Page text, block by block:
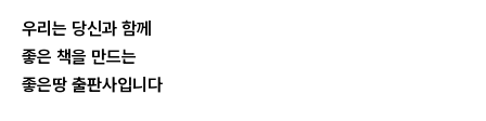
우리는 당신과 함께
좋은 책을 만드는
좋은땅 출판사입니다